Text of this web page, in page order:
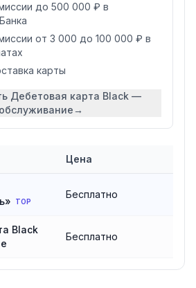
до 500 000 ₽ в
от 3 000 до 100 000 ₽ в
карты
Дебетовая карта Black —
обслуживание→
Цена
TOP
Бесплатно
Black
Бесплатно